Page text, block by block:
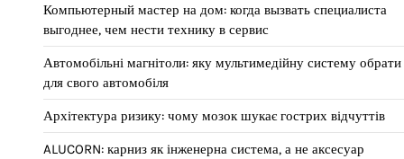
Компьютерный мастер на дом: когда вызвать специалиста
выгоднее, чем нести технику в сервис
Автомобільні магнітоли: яку мультимедійну систему обрати
для свого автомобіля
Архітектура ризику: чому мозок шукає гострих відчуттів
ALUCORN: карниз як інженерна система, а не аксесуар